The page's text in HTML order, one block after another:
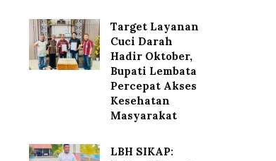
Target Layanan
Cuci Darah
Hadir Oktober,
Bupati Lembata
Percepat Akses
Kesehatan
Masyarakat
LBH SIKAP: